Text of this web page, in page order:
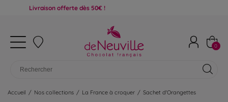
Livraison offerte dès 50€ !
0
Accueil / Nos collections / La France à croquer / Sachet d'Orangettes